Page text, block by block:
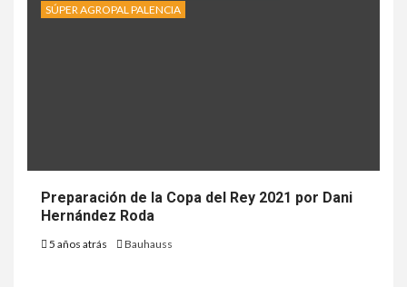
SÚPER AGROPAL PALENCIA
Preparación de la Copa del Rey 2021 por Dani
Hernández Roda
5 años atrás Bauhauss